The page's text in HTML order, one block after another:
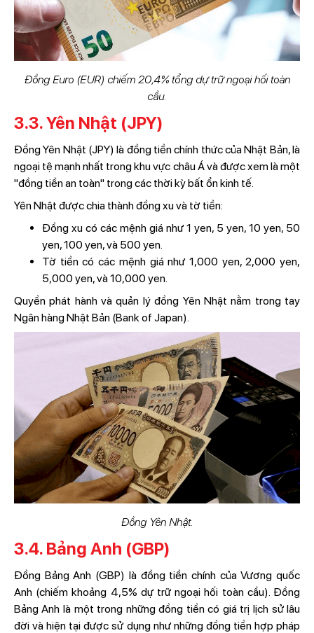
Đồng Euro (EUR) chiếm 20,4% tổng dự trữ ngoại hối toàn
cầu.
3.3. Yên Nhật (JPY)
Đồng Yên Nhật (JPY) là đồng tiền chính thức của Nhật Bản, là
ngoại tệ mạnh nhất trong khu vực châu Á và được xem là một
"đồng tiền an toàn" trong các thời kỳ bất ổn kinh tế.
Yên Nhật được chia thành đồng xu và tờ tiền:
Đồng xu có các mệnh giá như 1 yen, 5 yen, 10 yen, 50
yen, 100 yen, và 500 yen.
Tờ tiền có các mệnh giá như 1,000 yen, 2,000 yen,
5,000 yen, và 10,000 yen.
Quyền phát hành và quản lý đồng Yên Nhật nằm trong tay
Ngân hàng Nhật Bản (Bank of Japan).
Đồng Yên Nhật.
3.4. Bảng Anh (GBP)
Đồng Bảng Anh (GBP) là đồng tiền chính của Vương quốc
Anh (chiếm khoảng 4,5% dự trữ ngoại hối toàn cầu). Đồng
Bảng Anh là một trong những đồng tiền có giá trị lịch sử lâu
đời và hiện tại được sử dụng như những đồng tiền hợp pháp